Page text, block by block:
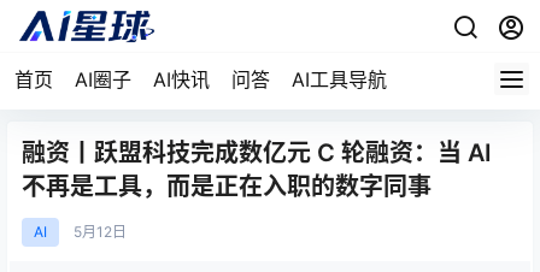
首页 AI圈子 AI快讯 问答 AI工具导航
融资丨跃盟科技完成数亿元 C 轮融资：当 AI
不再是工具，而是正在入职的数字同事
AI 5月 12日